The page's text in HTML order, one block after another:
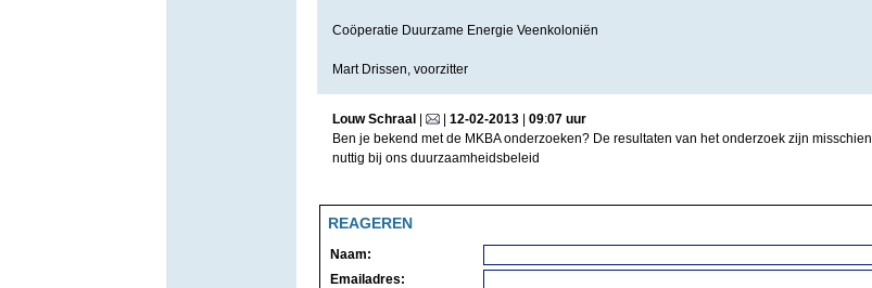
Coöperatie Duurzame Energie Veenkoloniën
Mart Drissen, voorzitter
Louw Schraal | 12-02-2013| 09:07 uur
Ben je bekend met de MKBA onderzoeken? De resultaten van het onderzoek zijn misschien
nuttig bij ons duurzaamheidsbeleid
REAGEREN
Naam:
Emailadres: